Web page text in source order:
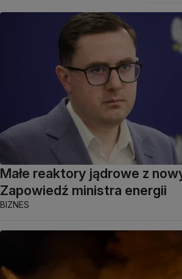
Małe reaktory jądrowe z
Zapowiedź ministra energii
BIZNES